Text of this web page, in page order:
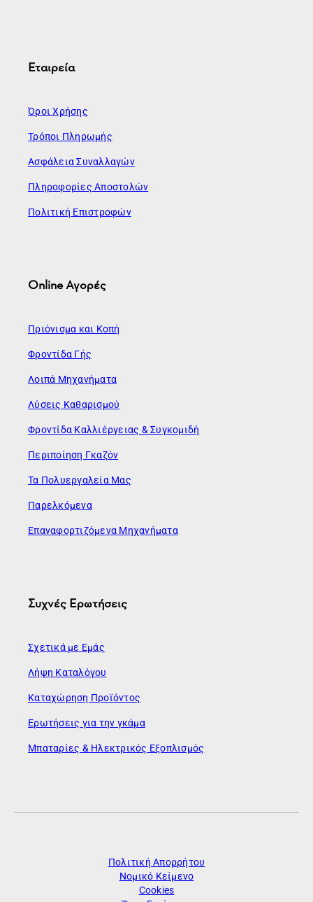
Εταιρεία
Όροι Χρήσης
Τρόποι Πληρωμής
Ασφάλεια Συναλλαγών
Πληροφορίες Αποστολών
Πολιτική Επιστροφών
Online Αγορές
Πριόνισμα και Κοπή
Φροντίδα Γής
Λοιπά Μηχανήματα
Λύσεις Καθαρισμού
Φροντίδα Καλλιέργειας & Συγκομιδή
Περιποίηση Γκαζόν
Τα Πολυεργαλεία Μας
Παρελκόμενα
Επαναφορτιζόμενα Μηχανήματα
Συχνές Ερωτήσεις
Σχετικά με Εμάς
Λήψη Καταλόγου
Καταχώρηση Προϊόντος
Ερωτήσεις για την γκάμα
Μπαταρίες & Ηλεκτρικός Εξοπλισμός
Πολιτική Απορρήτου
Νομικό Κείμενο
Cookies